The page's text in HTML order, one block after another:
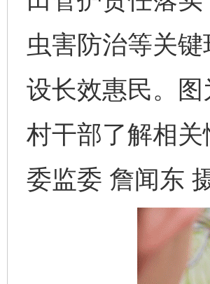
虫害防治等关
设长效惠民。
村干部了解相
委监委 詹闻东 摄